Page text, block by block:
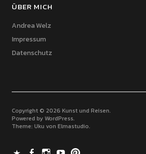
ÜBER MICH
Andrea Welz
Impressum
Datenschutz
Copyright © 2026 Kunst und Reisen
Powered by WordPress
Theme: Uku von Elmastudio